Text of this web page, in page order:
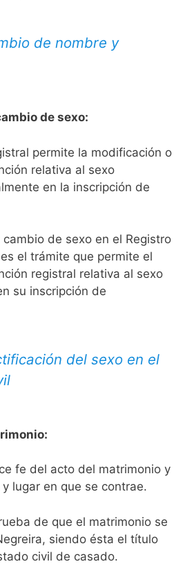
de nombre y
de sexo:
permite la modificación o
relativa al sexo
en la inscripción de
de sexo en el Registro
el trámite que permite el
registral relativa al sexo
su inscripción de
del sexo en el
fe del acto del matrimonio y
lugar en que se contrae.
de que el matrimonio se
siendo ésta el título
civil de casado.